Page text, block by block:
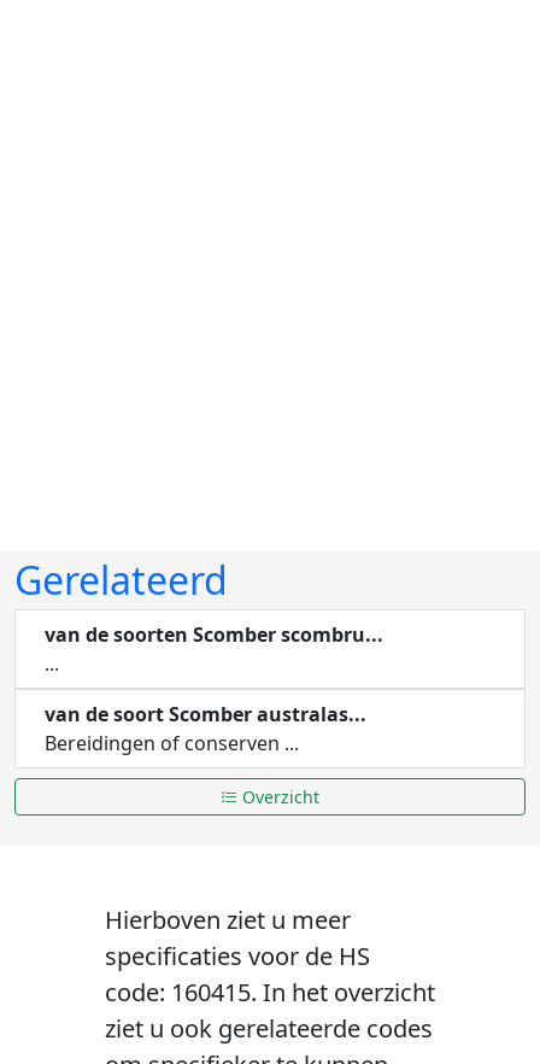
Gerelateerd
van de soorten Scomber scombru...
...
van de soort Scomber australas...
Bereidingen of conserven ...
Overzicht
Hierboven ziet u meer
specificaties voor de HS
code: 160415. In het overzicht
ziet u ook gerelateerde codes